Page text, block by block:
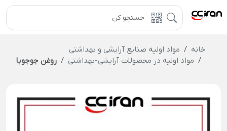
خانه
مواد اولیه صنایع آرایشی و بهداشتی
مواد اولیه در محصولات آرایشی-بهداشتی
روغن جوجوبا